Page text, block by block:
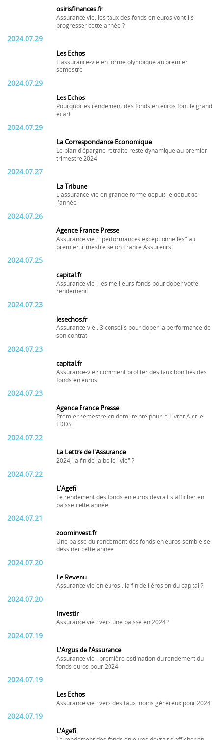
osirisfinances.fr
Assurance vie; les taux des fonds en euros vont-ils
progresser cette année ?
2024.07.29
Les Echos
L'assurance-vie en forme olympique au premier
semestre
2024.07.29
Les Echos
Pourquoi les rendement des fonds en euros font le grand
écart
2024.07.29
La Correspondance Economique
Le plan d'épargne retraite reste dynamique au premier
trimestre 2024
2024.07.27
La Tribune
L'assurance vie en grande forme depuis le début de
l'année
2024.07.26
Agence France Presse
Assurance vie : "performances exceptionnelles" au
premier trimestre selon France Assureurs
2024.07.25
capital.fr
Assurance vie : les meilleurs fonds pour doper votre
rendement
2024.07.23
lesechos.fr
Assurance-vie : 3 conseils pour doper la performance de
son contrat
2024.07.23
capital.fr
Assurance-vie : comment profiter des taux bonifiés des
fonds en euros
2024.07.23
Agence France Presse
Premier semestre en demi-teinte pour le Livret A et le
LDDS
2024.07.22
La Lettre de l'Assurance
2024, la fin de la belle "vie" ?
2024.07.22
L'Agefi
Le rendement des fonds en euros devrait s'afficher en
baisse cette année
2024.07.21
zoominvest.fr
Une baisse du rendement des fonds en euros semble se
dessiner cette année
2024.07.20
Le Revenu
Assurance vie en euros : la fin de l'érosion du capital ?
2024.07.20
Investir
Assurance vie : vers une baisse en 2024 ?
2024.07.19
L'Argus de l'Assurance
Assurance vie : première estimation du rendement du
fonds euros pour 2024
2024.07.19
Les Echos
Assurance vie : vers des taux moins généreux pour 2024
2024.07.19
L'Agefi